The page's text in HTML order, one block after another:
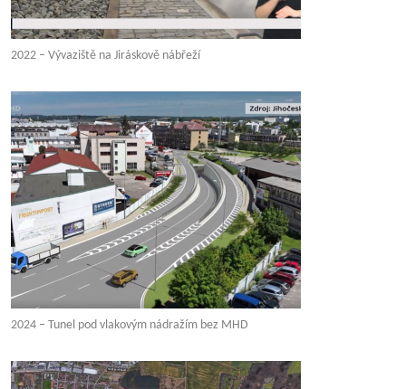
2022 – Vývaziště na Jiráskově nábřeží
2024 – Tunel pod vlakovým nádražím bez MHD